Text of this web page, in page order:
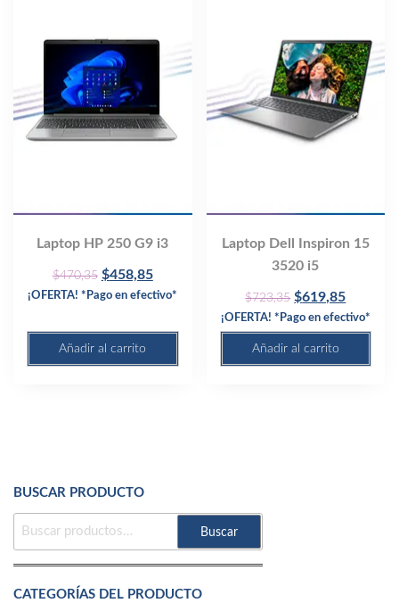
Laptop HP 250 G9 i3
$470,35 Original
price
$470,35.
$458,85Current
price
¡OFERTA! *Pago en efectivo*
Añadir al carrito
Laptop Dell Inspiron 15
3520 i5
$723,35 Original
price
was:
$723,35.
$619,85Current
price
¡OFERTA! *Pago en efectivo*
Añadir al carrito
BUSCAR PRODUCTO
BUSCAR
Buscar
CATEGORÍAS DEL PRODUCTO